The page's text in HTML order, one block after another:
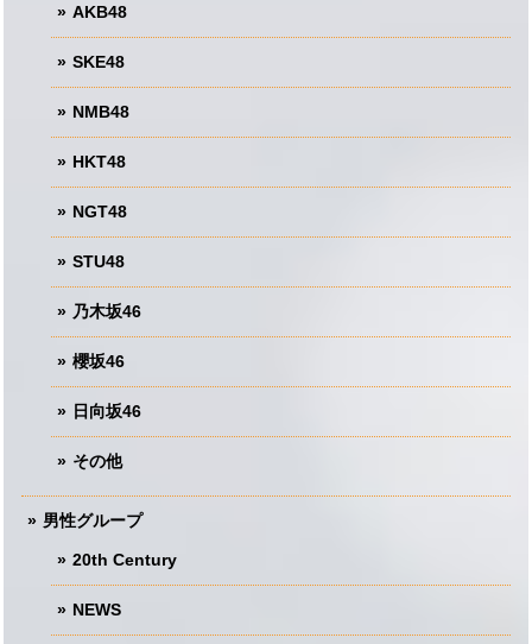
AKB48
SKE48
NMB48
HKT48
NGT48
STU48
乃木坂46
櫻坂46
日向坂46
その他
男性グループ
20th Century
NEWS